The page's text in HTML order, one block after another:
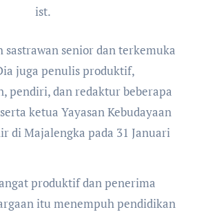
ist.
juga penulis produktif,
pendiri, dan redaktur beberapa
ketua Yayasan Kebudayaan
di Majalengka pada 31 Januari
produktif dan penerima
itu menempuh pendidikan